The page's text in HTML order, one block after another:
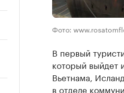
Фото:
В первый
который выйдет
Вьетнама,
в отделе